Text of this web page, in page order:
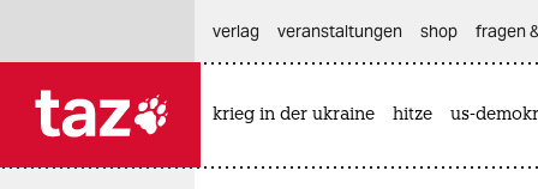
verlag
veranstaltungen shop fragen
krieg in der ukraine hitze us-